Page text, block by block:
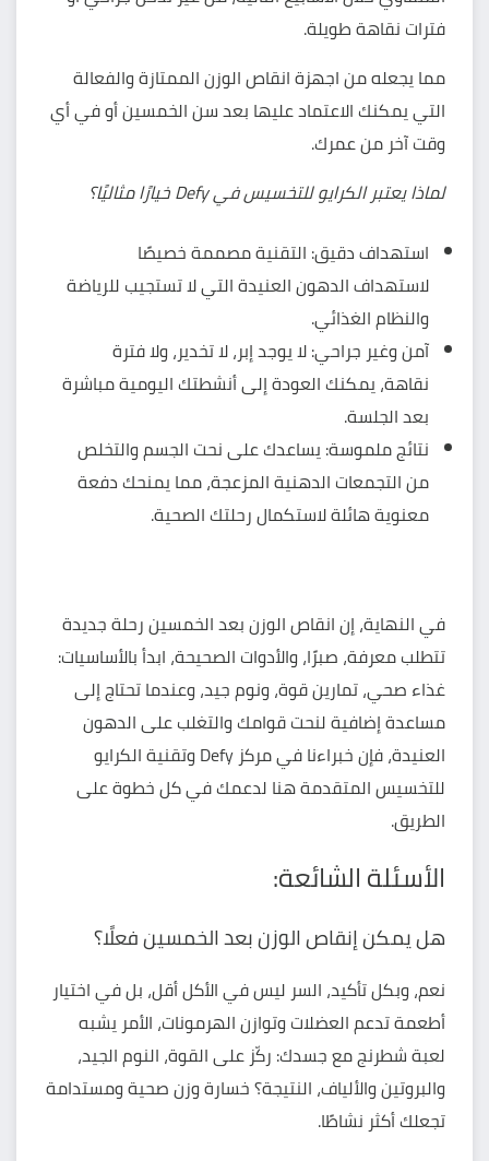
فترات نقاهة طويلة.
مما يجعله مناجهزة انقاص الوزنالممتازة والفعالة
التي يمكنك الاعتماد عليها بعد سن الخمسين أو في أي
وقت آخر من عمرك.
لماذا يعتبر الكرايو للتخسيس في Defy خيارًا مثاليًا؟
استهداف دقيق: التقنية مصممة خصيصًا
لاستهداف الدهون العنيدة التي لا تستجيب للرياضة
والنظام الغذائي.
آمن وغير جراحي: لا يوجد إبر، لا تخدير، ولا فترة
نقاهة، يمكنك العودة إلى أنشطتك اليومية مباشرة
بعد الجلسة.
نتائج ملموسة: يساعدك على نحت الجسم والتخلص
من التجمعات الدهنية المزعجة، مما يمنحك دفعة
معنوية هائلة لاستكمال رحلتك الصحية.
في النهاية، إن انقاص الوزن بعد الخمسين رحلة جديدة
تتطلب معرفة، صبرًا، والأدوات الصحيحة، ابدأ بالأساسيات:
غذاء صحي، تمارين قوة، ونوم جيد، وعندما تحتاج إلى
مساعدة إضافية لنحت قوامك والتغلب على الدهون
العنيدة، فإن خبراءنا في مركز Defy وتقنية الكرايو
للتخسيس المتقدمة هنا لدعمك في كل خطوة على
الطريق.
الأسئلة الشائعة:
هل يمكن إنقاص الوزن بعد الخمسين فعلًا؟
نعم، وبكل تأكيد، السر ليس في الأكل أقل، بل في اختيار
أطعمة تدعم العضلات وتوازن الهرمونات، الأمر يشبه
لعبة شطرنج مع جسدك: ركّز على القوة، النوم الجيد،
والبروتين والألياف، النتيجة؟ خسارة وزن صحية ومستدامة
تجعلك أكثر نشاطًا.